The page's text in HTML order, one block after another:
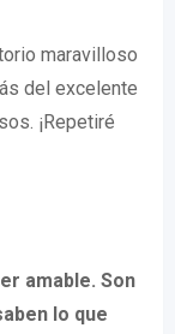
maravilloso
del excelente
¡Repetiré
amable. Son
lo que